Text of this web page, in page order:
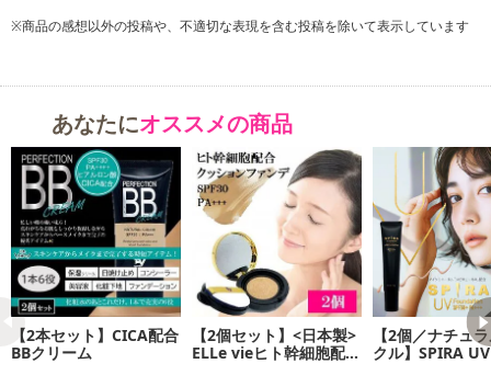
※商品の感想以外の投稿や、不適切な表現を含む投稿を除いて表示しています
あなたにオススメの商品
【2本セット】CICA配合
BBクリーム
【2個セット】<日本製>
ELLe vieヒト幹細胞配合
【2個／ナチュ
クル】SPIRA